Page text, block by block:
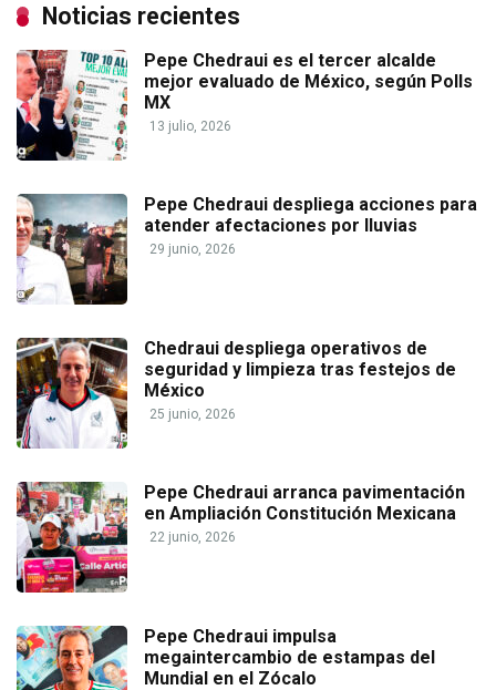
Noticias recientes
Pepe Chedraui es el tercer alcalde
mejor evaluado de México, según Polls
MX
13 julio, 2026
Pepe Chedraui despliega acciones para
atender afectaciones por lluvias
29 junio, 2026
Chedraui despliega operativos de
seguridad y limpieza tras festejos de
México
25 junio, 2026
Pepe Chedraui arranca pavimentación
en Ampliación Constitución Mexicana
22 junio, 2026
Pepe Chedraui impulsa
megaintercambio de estampas del
Mundial en el Zócalo